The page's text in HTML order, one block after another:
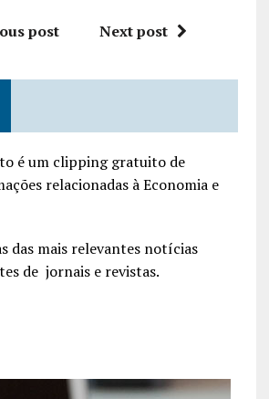
post Next post
é um clipping gratuito de
relacionadas à Economia e
das mais relevantes notícias
de jornais e revistas.